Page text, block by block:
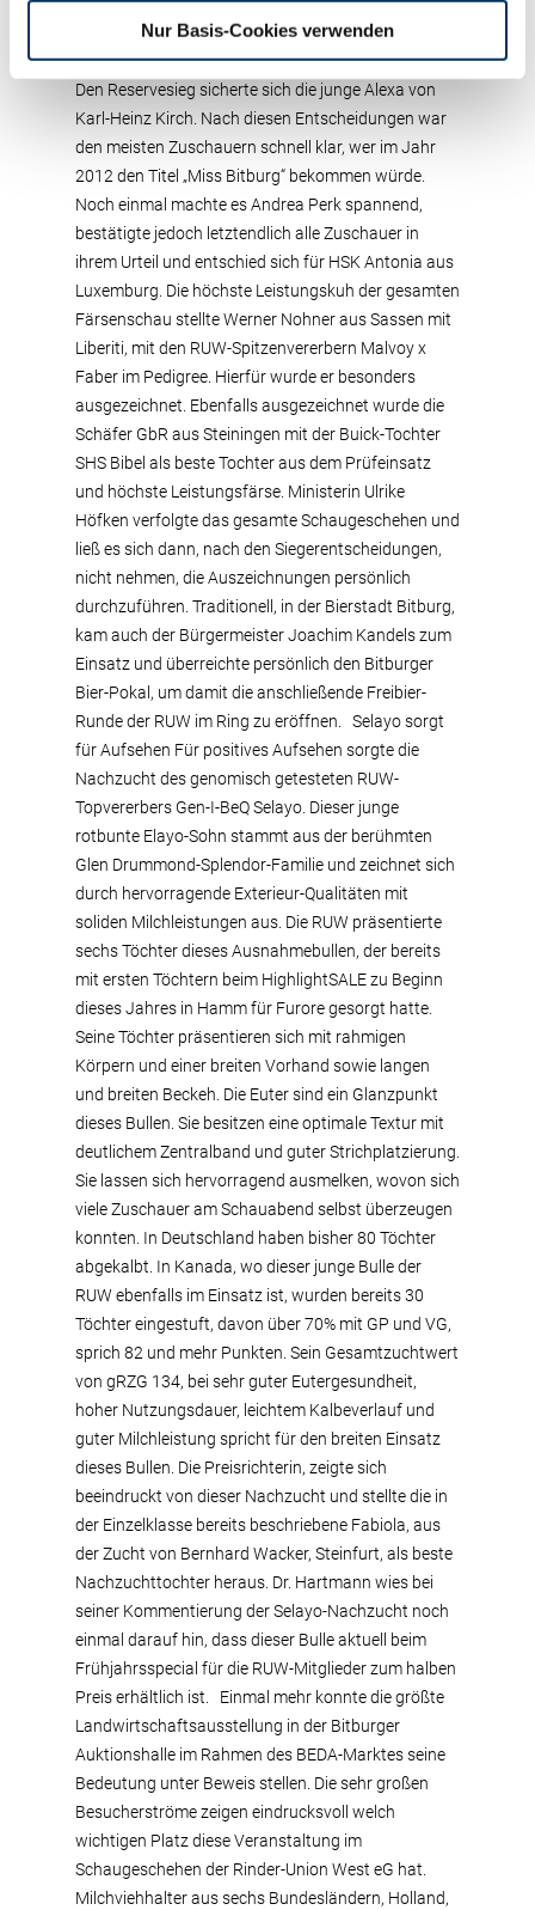
Nur Basis-Cookies verwenden
Der stolze Züchter der rotbunten Siegerin hieß
Rainer Thoenes mit seiner typvollen THI Airborne.
Den Reservesieg sicherte sich die junge Alexa von
Karl-Heinz Kirch. Nach diesen Entscheidungen war
den meisten Zuschauern schnell klar, wer im Jahr
2012 den Titel „Miss Bitburg“ bekommen würde.
Noch einmal machte es Andrea Perk spannend,
bestätigte jedoch letztendlich alle Zuschauer in
ihrem Urteil und entschied sich für HSK Antonia aus
Luxemburg. Die höchste Leistungskuh der gesamten
Färsenschau stellte Werner Nohner aus Sassen mit
Liberiti, mit den RUW-Spitzenvererbern Malvoy x
Faber im Pedigree. Hierfür wurde er besonders
ausgezeichnet. Ebenfalls ausgezeichnet wurde die
Schäfer GbR aus Steiningen mit der Buick-Tochter
SHS Bibel als beste Tochter aus dem Prüfeinsatz
und höchste Leistungsfärse. Ministerin Ulrike
Höfken verfolgte das gesamte Schaugeschehen und
ließ es sich dann, nach den Siegerentscheidungen,
nicht nehmen, die Auszeichnungen persönlich
durchzuführen. Traditionell, in der Bierstadt Bitburg,
kam auch der Bürgermeister Joachim Kandels zum
Einsatz und überreichte persönlich den Bitburger
Bier-Pokal, um damit die anschließende Freibier-
Runde der RUW im Ring zu eröffnen. Selayo sorgt
für Aufsehen Für positives Aufsehen sorgte die
Nachzucht des genomisch getesteten RUW-
Topvererbers Gen-I-BeQ Selayo. Dieser junge
rotbunte Elayo-Sohn stammt aus der berühmten
Glen Drummond-Splendor-Familie und zeichnet sich
durch hervorragende Exterieur-Qualitäten mit
soliden Milchleistungen aus. Die RUW präsentierte
sechs Töchter dieses Ausnahmebullen, der bereits
mit ersten Töchtern beim HighlightSALE zu Beginn
dieses Jahres in Hamm für Furore gesorgt hatte.
Seine Töchter präsentieren sich mit rahmigen
Körpern und einer breiten Vorhand sowie langen
und breiten Beckeh. Die Euter sind ein Glanzpunkt
dieses Bullen. Sie besitzen eine optimale Textur mit
deutlichem Zentralband und guter Strichplatzierung.
Sie lassen sich hervorragend ausmelken, wovon sich
viele Zuschauer am Schauabend selbst überzeugen
konnten. In Deutschland haben bisher 80 Töchter
abgekalbt. In Kanada, wo dieser junge Bulle der
RUW ebenfalls im Einsatz ist, wurden bereits 30
Töchter eingestuft, davon über 70% mit GP und VG,
sprich 82 und mehr Punkten. Sein Gesamtzuchtwert
von gRZG 134, bei sehr guter Eutergesundheit,
hoher Nutzungsdauer, leichtem Kalbeverlauf und
guter Milchleistung spricht für den breiten Einsatz
dieses Bullen. Die Preisrichterin, zeigte sich
beeindruckt von dieser Nachzucht und stellte die in
der Einzelklasse bereits beschriebene Fabiola, aus
der Zucht von Bernhard Wacker, Steinfurt, als beste
Nachzuchttochter heraus. Dr. Hartmann wies bei
seiner Kommentierung der Selayo-Nachzucht noch
einmal darauf hin, dass dieser Bulle aktuell beim
Frühjahrsspecial für die RUW-Mitglieder zum halben
Preis erhältlich ist. Einmal mehr konnte die größte
Landwirtschaftsausstellung in der Bitburger
Auktionshalle im Rahmen des BEDA-Marktes seine
Bedeutung unter Beweis stellen. Die sehr großen
Besucherströme zeigen eindrucksvoll welch
wichtigen Platz diese Veranstaltung im
Schaugeschehen der Rinder-Union West eG hat.
Milchviehhalter aus sechs Bundesländern, Holland,